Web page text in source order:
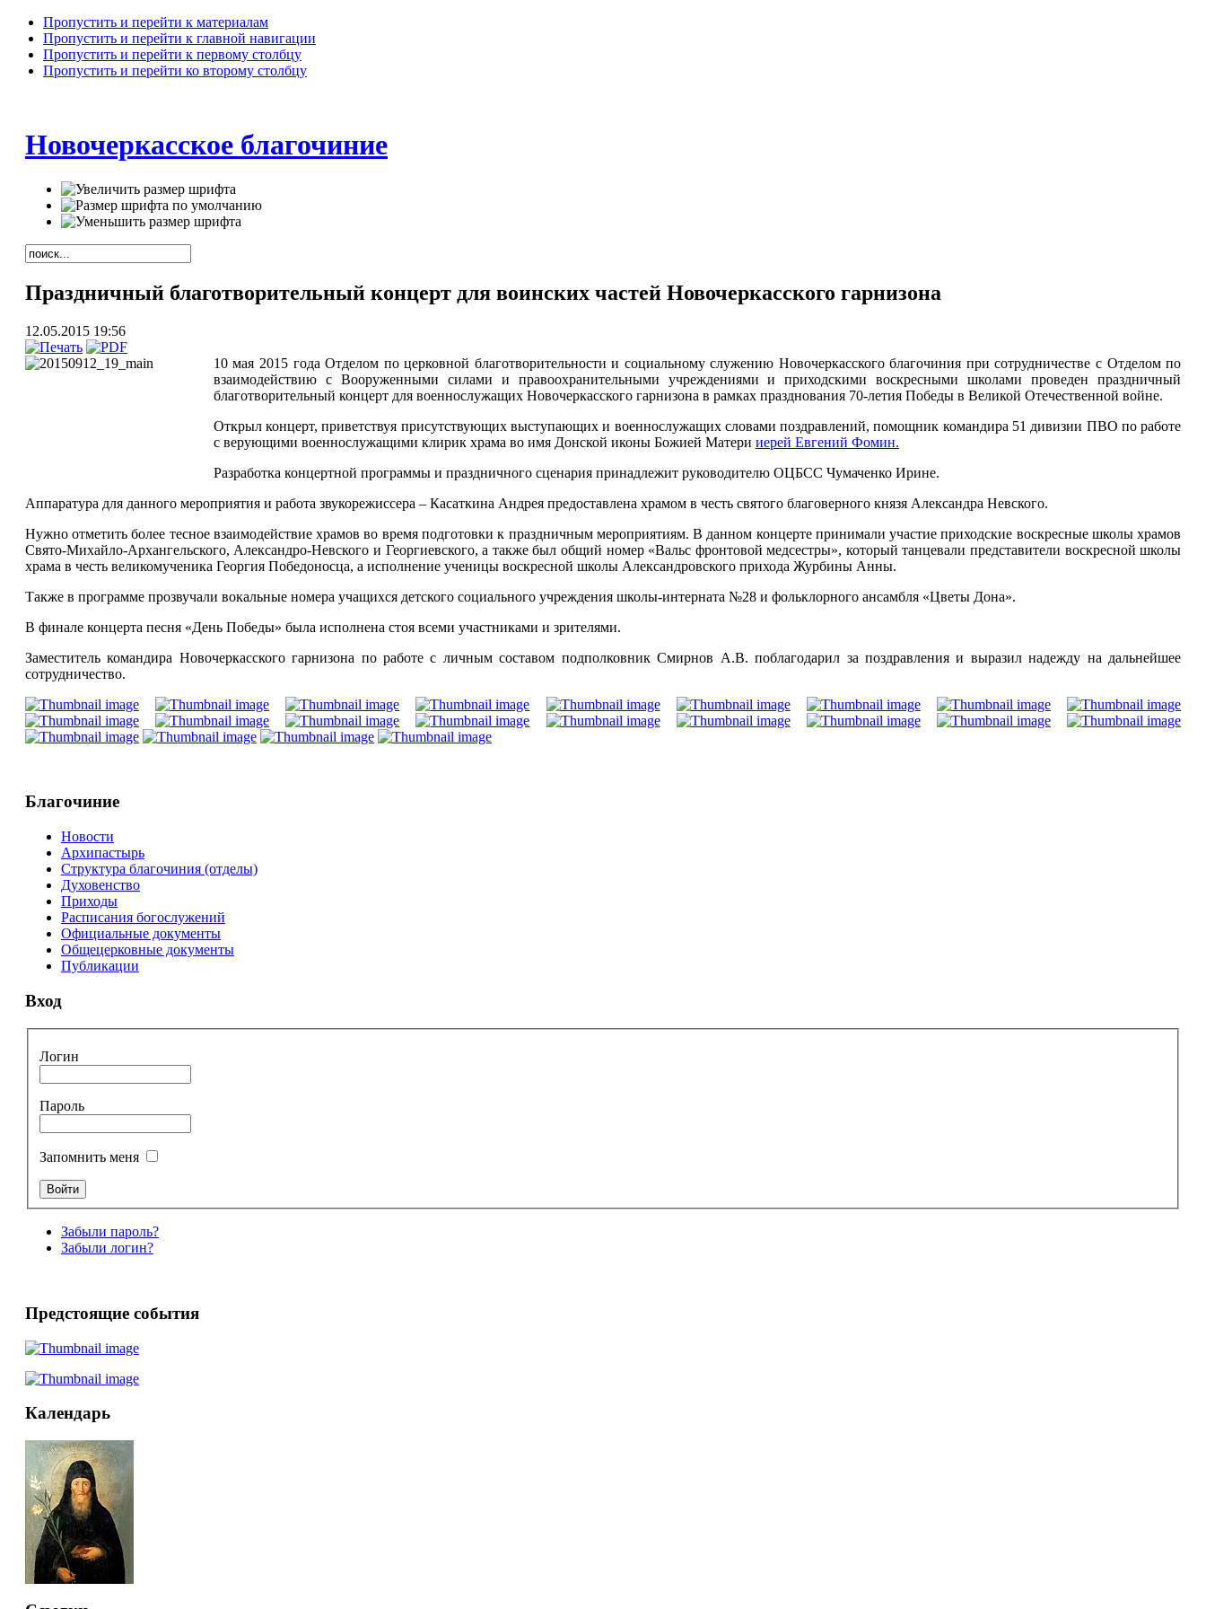
Пропустить и перейти к материалам
Пропустить и перейти к главной навигации
Пропустить и перейти к первому столбцу
Пропустить и перейти ко второму столбцу
Новочеркасское благочиние
Праздничный благотворительный концерт для воинских частей Новочеркасского гарнизона
12.05.2015 19:56
10 мая 2015 года Отделом по церковной благотворительности и социальному служению Новочеркасского благочиния при сотрудничестве с Отделом по
взаимодействию с Вооруженными силами и правоохранительными учреждениями и приходскими воскресными школами проведен праздничный
благотворительный концерт для военнослужащих Новочеркасского гарнизона в рамках празднования 70-летия Победы в Великой Отечественной войне.
Открыл концерт, приветствуя присутствующих выступающих и военнослужащих словами поздравлений, помощник командира 51 дивизии ПВО по работе
с верующими военнослужащими клирик храма во имя Донской иконы Божией Матери иерей Евгений Фомин.
Разработка концертной программы и праздничного сценария принадлежит руководителю ОЦБСС Чумаченко Ирине.
Аппаратура для данного мероприятия и работа звукорежиссера – Касаткина Андрея предоставлена храмом в честь святого благоверного князя Александра Невского.
Нужно отметить более тесное взаимодействие храмов во время подготовки к праздничным мероприятиям. В данном концерте принимали участие приходские воскресные школы храмов
Свято-Михайло-Архангельского, Александро-Невского и Георгиевского, а также был общий номер «Вальс фронтовой медсестры», который танцевали представители воскресной школы
храма в честь великомученика Георгия Победоносца, а исполнение ученицы воскресной школы Александровского прихода Журбины Анны.
Также в программе прозвучали вокальные номера учащихся детского социального учреждения школы-интерната №28 и фольклорного ансамбля «Цветы Дона».
В финале концерта песня «День Победы» была исполнена стоя всеми участниками и зрителями.
Заместитель командира Новочеркасского гарнизона по работе с личным составом подполковник Смирнов А.В. поблагодарил за поздравления и выразил надежду на дальнейшее
сотрудничество.
Благочиние
Новости
Архипастырь
Структура благочиния (отделы)
Духовенство
Приходы
Расписания богослужений
Официальные документы
Общецерковные документы
Публикации
Вход
Логин
Пароль
Запомнить меня
Забыли пароль?
Забыли логин?
Предстоящие события
Календарь